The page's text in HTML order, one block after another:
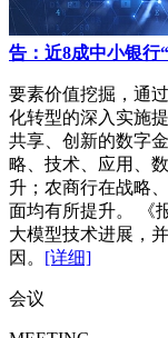
告：近8成中小银行
要素价值挖掘，通
化转型的深入实施
共享、创新的数字
略、技术、应用、
升；农商行在战略
面均有所提升。 《
大模型技术进展，
因。 [详细]
会议